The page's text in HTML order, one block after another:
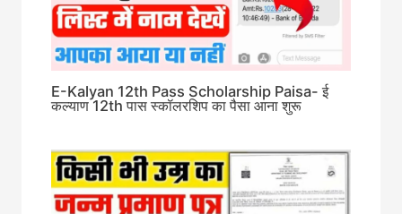
E-Kalyan 12th Pass Scholarship Paisa- ई
कल्याण 12th पास स्कॉलरशिप का पैसा आना शुरू